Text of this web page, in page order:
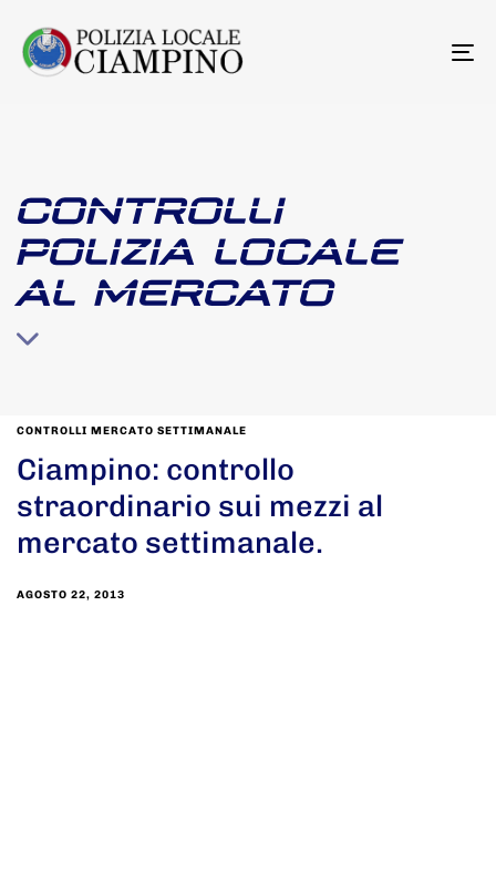
CONTROLLI
POLIZIA LOCALE
AL MERCATO
CONTROLLI MERCATO SETTIMANALE
Ciampino: controllo
straordinario sui mezzi al
mercato settimanale.
AGOSTO 22, 2013